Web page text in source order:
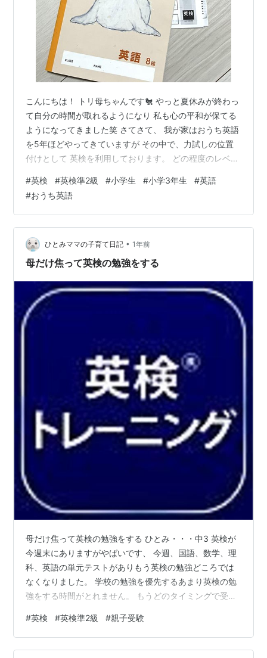
こんにちは！ トリ母ちゃんです🐔 やっと夏休みが終わっ
て自分の時間が取れるようになり 私も心の平和が保てる
ようになってきました笑 さてさて、 我が家はおうち英語
を5年ほどやってきていますが その中で、力試しの位置
付けとして 英検を利用しております。 どの程度のレベル
けでないので 分かりづらいのです。 なので 本人がやっ
てみたいと言った場合に英検を受けています。 今回はぴ
よ子が英検また受けようかな〜🐤 と言ってきたため、受
験することにしました。 と、いってもリーディングとリ
スニングについては英検に特化した勉強はせず 今までの
積み重ねで体当たりで…
#英検 #英検準2級 #小学生 #小学3年生 #英語
#おうち英語
ひとみママの子育て日記 • 1年前
母だけ焦って英検の勉強をする
母だけ焦って英検の勉強をする ひとみ・・・中3 英検が
今週末にありますがやばいです、 今週、国語、数学、理
科、英語の単元テストがありもう英検の勉強どころでは
なくなりました。 学校の勉強を優先するあまり英検の勉
強をする時間がとれません。 もうどのタイミングで受け
英検準2級は私も受けるのですがこうなってくると母だけ
でも合格しなくてはなりません。 母も非常にまずいで
す、アラフォー女はもう単語が覚えられないです、 学生
#英検 #英検準2級 #親子受験